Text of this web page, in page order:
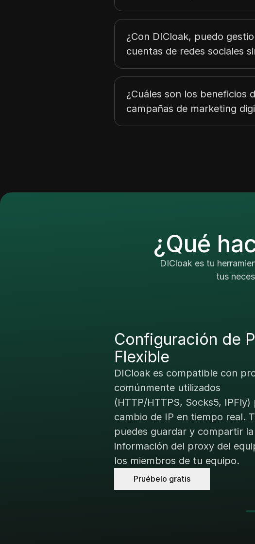
¿Con DICloak, puedo
cuentas de redes sociales
¿Cuáles son los beneficios
campañas de marketing
¿Qué
DICloak es tu
tus
Configuración de
Flexible
DICloak es compatible con
comúnmente utilizados
(HTTP/HTTPS, Socks5, IPFly)
cambio de IP en tiempo real.
puedes guardar y compartir la
información del proxy del
los miembros de tu equipo.
Pruébelo gratis
Colaboración
Equipo
DICloak admite diversas
colaboración en equipo,
agrupación, configuración de
permisos funcionales y
datos del equipo, ayudándote a
construir un equipo fuerte y